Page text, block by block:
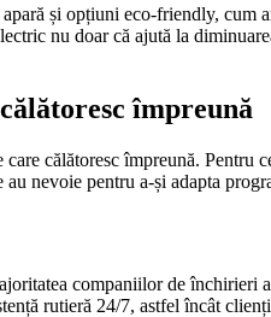
și opțiuni eco-friendly, cum
nu doar că ajută la
împreună
călătoresc împreună.
nevoie pentru a-și adapta
companiilor de
rutieră 24/7, astfel încât